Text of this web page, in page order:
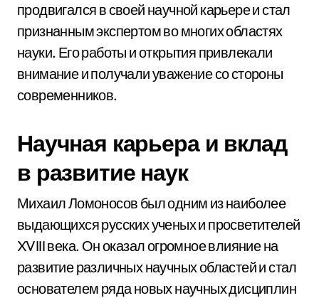
продвигался в своей научной карьере и стал
признанным экспертом во многих областях
науки. Его работы и открытия привлекали
внимание и получали уважение со стороны
современников.
Научная карьера и вклад
в развитие наук
Михаил Ломоносов был одним из наиболее
выдающихся русских ученых и просветителей
XVIII века. Он оказал огромное влияние на
развитие различных научных областей и стал
основателем ряда новых научных дисциплин